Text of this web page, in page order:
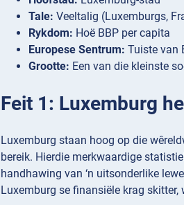
Tale: Veeltalig (Luxemburgs,
Rykdom: Hoë BBP per capita
Europese Sentrum: Tuiste van
Grootte: Een van die kleinste
Feit 1: Luxemburg
Luxemburg staan hoog op die
bereik. Hierdie merkwaardige
handhawing van ‘n uitsonderlike
Luxemburg se finansiële krag skitter,